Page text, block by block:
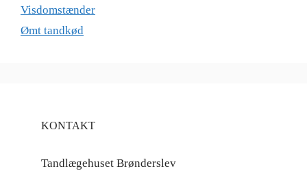
Visdomstænder
Ømt tandkød
KONTAKT
Tandlægehuset Brønderslev